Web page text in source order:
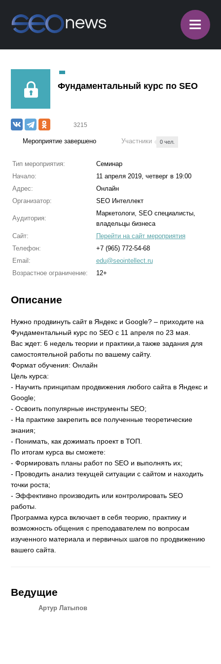
≡
Фундаментальный курс по SEO
3215
Мероприятие завершено Участники 0 чел.
Тип мероприятия:
Семинар
Начало:
11 апреля 2019, четверг в 19:00
Адрес:
Онлайн
Организатор:
SEO Интеллект
Аудитория:
Маркетологи, SEO специалисты,
владельцы бизнеса
Сайт:
Перейти на сайт мероприятия
Телефон:
+7 (965) 772-54-68
Email:
edu@seointellect.ru
Возрастное ограничение:
12+
Описание
Нужно продвинуть сайт в Яндекс и Google? – приходите на
Фундаментальный курс по SEO c 11 апреля по 23 мая.
Вас ждет: 6 недель теории и практики,а также задания для
самостоятельной работы по вашему сайту.
Формат обучения: Онлайн
Цель курса:
- Научить принципам продвижения любого сайта в Яндекс и
Google;
- Освоить популярные инструменты SEO;
- На практике закрепить все полученные теоретические
знания;
- Понимать, как дожимать проект в ТОП.
По итогам курса вы сможете:
- Формировать планы работ по SEO и выполнять их;
- Проводить анализ текущей ситуации с сайтом и находить
точки роста;
- Эффективно производить или контролировать SEO
работы.
Программа курса включает в себя теорию, практику и
возможность общения с преподавателем по вопросам
изученного материала и первичных шагов по продвижению
вашего сайта.
Ведущие
Артур Латыпов